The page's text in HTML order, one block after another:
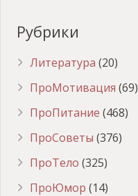
Рубрики
Литература (20)
ПроМотивация (69)
ПроПитание (468)
ПроСоветы (376)
ПроТело (325)
ПроЮмор (14)